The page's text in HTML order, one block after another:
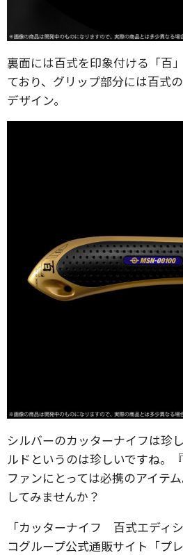
裏面には百式を印象付ける「百
ており、グリップ部分には百式
デザイン。
シルバーのカッターナイフは珍
ルドというのは珍しいですね。
ファンにとっては必携のアイテ
してみませんか？
「カッターナイフ 百式エディ
コグループ公式通販サイト「プ